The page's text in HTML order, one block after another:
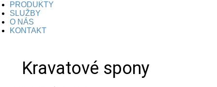
PRODUKTY
SLUŽBY
O NÁS
KONTAKT
Kravatové spony